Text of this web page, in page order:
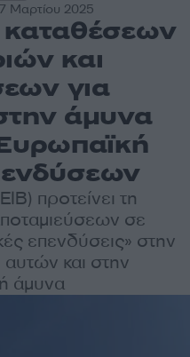
Μαρτίου 2025
και
για
άμυνα
προτείνει τη
σε
επενδύσεις» στην
αυτών και στην
άμυνα